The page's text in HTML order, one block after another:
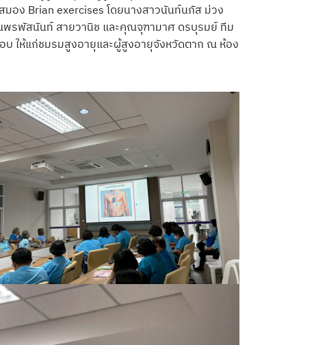
อง Brian exercises โดยนางสาวนันท์นภัส ม่วง
พรพัสนันท์ สายวานิช และคุณจุฑามาศ ดรบุรมย์ ทีม
บ ให้แก่ชมรมสูงอายุและผู้สูงอายุจังหวัดตาก ณ ห้อง